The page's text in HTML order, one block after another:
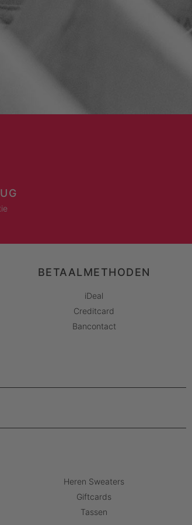
BETAALMETHODEN
iDeal
Creditcard
Bancontact
Heren Sweaters
Giftcards
Tassen